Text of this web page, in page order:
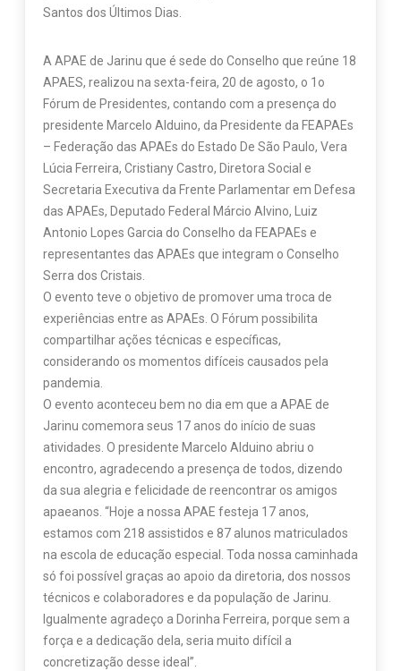
Santos dos Últimos Dias.
A APAE de Jarinu que é sede do Conselho que reúne 18
APAES, realizou na sexta-feira, 20 de agosto, o 1o
Fórum de Presidentes, contando com a presença do
presidente Marcelo Alduino, da Presidente da FEAPAEs
– Federação das APAEs do Estado De São Paulo, Vera
Lúcia Ferreira, Cristiany Castro, Diretora Social e
Secretaria Executiva da Frente Parlamentar em Defesa
das APAEs, Deputado Federal Márcio Alvino, Luiz
Antonio Lopes Garcia do Conselho da FEAPAEs e
representantes das APAEs que integram o Conselho
Serra dos Cristais.
O evento teve o objetivo de promover uma troca de
experiências entre as APAEs. O Fórum possibilita
compartilhar ações técnicas e específicas,
considerando os momentos difíceis causados pela
pandemia.
O evento aconteceu bem no dia em que a APAE de
Jarinu comemora seus 17 anos do início de suas
atividades. O presidente Marcelo Alduino abriu o
encontro, agradecendo a presença de todos, dizendo
da sua alegria e felicidade de reencontrar os amigos
apaeanos. “Hoje a nossa APAE festeja 17 anos,
estamos com 218 assistidos e 87 alunos matriculados
na escola de educação especial. Toda nossa caminhada
só foi possível graças ao apoio da diretoria, dos nossos
técnicos e colaboradores e da população de Jarinu.
Igualmente agradeço a Dorinha Ferreira, porque sem a
força e a dedicação dela, seria muito difícil a
concretização desse ideal”.